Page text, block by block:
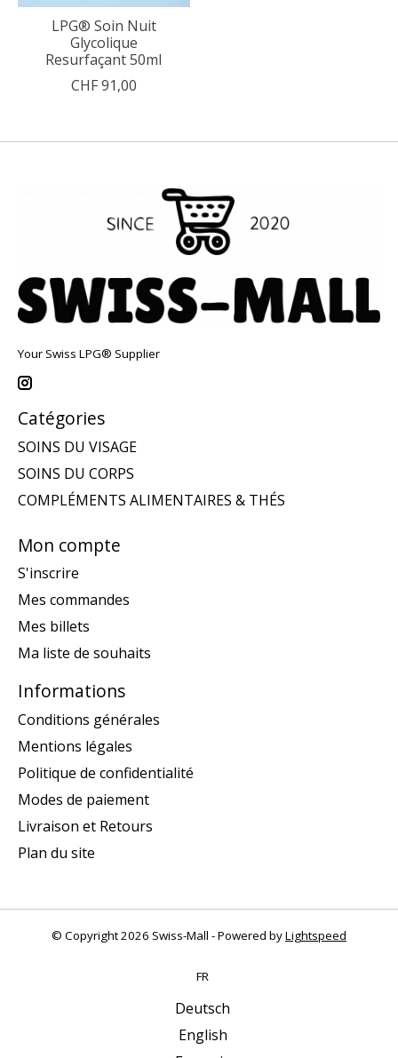
LPG® Soin Nuit
Glycolique
Resurfaçant 50ml
CHF 91,00
Your Swiss LPG® Supplier
Catégories
SOINS DU VISAGE
SOINS DU CORPS
COMPLÉMENTS ALIMENTAIRES & THÉS
Mon compte
S'inscrire
Mes commandes
Mes billets
Ma liste de souhaits
Informations
Conditions générales
Mentions légales
Politique de confidentialité
Modes de paiement
Livraison et Retours
Plan du site
© Copyright 2026 Swiss-Mall - Powered byLightspeed
FR
Deutsch
English